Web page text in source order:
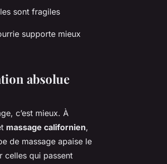
sont fragiles
supporte mieux
absolue
c’est mieux. À
massage californien,
de massage apaise le
celles qui passent